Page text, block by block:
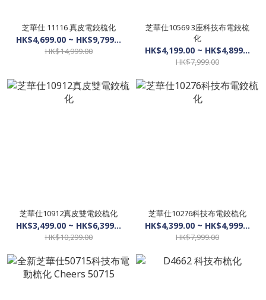
芝華仕 11116 真皮電鉸梳化
HK$4,699.00 ~ HK$9,799.00
HK$14,999.00
芝華仕10569 3座科技布電鉸梳
化
HK$4,199.00 ~ HK$4,899.00
HK$7,999.00
芝華仕10912真皮雙電鉸梳化
HK$3,499.00 ~ HK$6,399.00
HK$10,299.00
芝華仕10276科技布電鉸梳化
HK$4,399.00 ~ HK$4,999.00
HK$7,999.00